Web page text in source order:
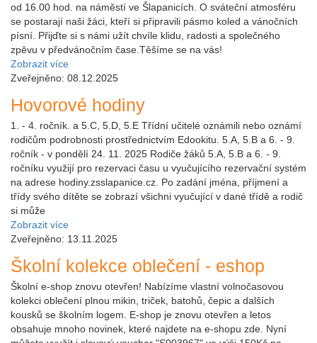
od 16.00 hod. na náměstí ve Šlapanicích. O sváteční atmosféru
se postarají naši žáci, kteří si připravili pásmo koled a vánočních
písní. Přijďte si s námi užít chvíle klidu, radosti a společného
zpěvu v předvánočním čase.Těšíme se na vás!
Zobrazit více
Zveřejněno: 08.12.2025
Hovorové hodiny
1. - 4. ročník. a 5.C, 5.D, 5.E Třídní učitelé oznámili nebo oznámí
rodičům podrobnosti prostřednictvím Edookitu. 5.A, 5.B a 6. - 9.
ročník - v pondělí 24. 11. 2025 Rodiče žáků 5.A, 5.B a 6. - 9.
ročníku využijí pro rezervaci času u vyučujícího rezervační systém
na adrese hodiny.zsslapanice.cz. Po zadání jména, příjmení a
třídy svého dítěte se zobrazí všichni vyučující v dané třídě a rodič
si může
Zobrazit více
Zveřejněno: 13.11.2025
Školní kolekce oblečení - eshop
Školní e-shop znovu otevřen! Nabízíme vlastní volnočasovou
kolekci oblečení plnou mikin, triček, batohů, čepic a dalších
kousků se školním logem. E-shop je znovu otevřen a letos
obsahuje mnoho novinek, které najdete na e-shopu zde. Nyní